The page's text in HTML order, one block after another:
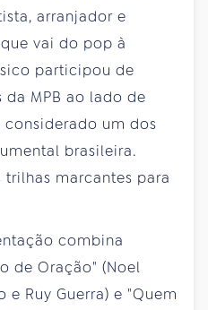
arranjador e
vai do pop à
participou de
MPB ao lado de
considerado um dos
brasileira.
marcantes para
combina
de Oração" (Noel
e Ruy Guerra) e "Quem